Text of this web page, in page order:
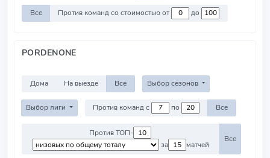
Все Против команд со стоимостью от до
PORDENONE
Дома На выезде Все Выбор сезонов
Выбор лиги Против команд с по Все
Против ТОП-
за
матчей
Все